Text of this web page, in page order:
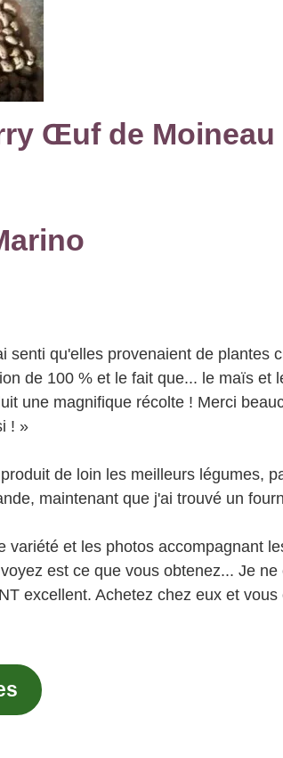
Œuf de Moineau
senti qu'elles provenaient de plantes
de 100 % et le fait que... le maïs et
une magnifique récolte ! Merci
! »
de loin les meilleurs légumes,
maintenant que j'ai trouvé un
variété et les photos accompagnant
est ce que vous obtenez... Je
excellent. Achetez chez eux et